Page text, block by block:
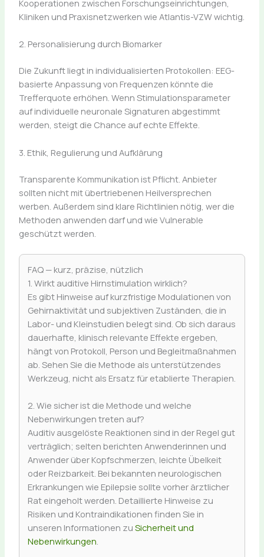
Kooperationen zwischen Forschungseinrichtungen,
Kliniken und Praxisnetzwerken wie Atlantis-VZW wichtig.
2. Personalisierung durch Biomarker
Die Zukunft liegt in individualisierten Protokollen: EEG-
basierte Anpassung von Frequenzen könnte die
Trefferquote erhöhen. Wenn Stimulationsparameter
auf individuelle neuronale Signaturen abgestimmt
werden, steigt die Chance auf echte Effekte.
3. Ethik, Regulierung und Aufklärung
Transparente Kommunikation ist Pflicht. Anbieter
sollten nicht mit übertriebenen Heilversprechen
werben. Außerdem sind klare Richtlinien nötig, wer die
Methoden anwenden darf und wie Vulnerable
geschützt werden.
FAQ — kurz, präzise, nützlich
1. Wirkt auditive Hirnstimulation wirklich?
Es gibt Hinweise auf kurzfristige Modulationen von
Gehirnaktivität und subjektiven Zuständen, die in
Labor- und Kleinstudien belegt sind. Ob sich daraus
dauerhafte, klinisch relevante Effekte ergeben,
hängt von Protokoll, Person und Begleitmaßnahmen
ab. Sehen Sie die Methode als unterstützendes
Werkzeug, nicht als Ersatz für etablierte Therapien.
2. Wie sicher ist die Methode und welche
Nebenwirkungen treten auf?
Auditiv ausgelöste Reaktionen sind in der Regel gut
verträglich; selten berichten Anwenderinnen und
Anwender über Kopfschmerzen, leichte Übelkeit
oder Reizbarkeit. Bei bekannten neurologischen
Erkrankungen wie Epilepsie sollte vorher ärztlicher
Rat eingeholt werden. Detaillierte Hinweise zu
Risiken und Kontraindikationen finden Sie in
unseren Informationen zu Sicherheit und
Nebenwirkungen.